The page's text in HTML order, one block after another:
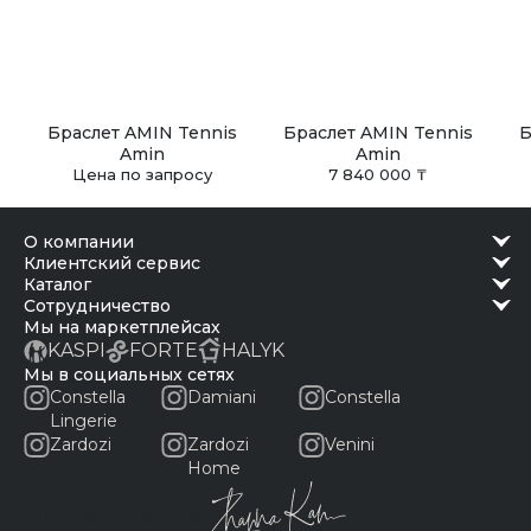
Браслет AMIN Tennis
Amin
Цена по запросу
Браслет AMIN Tennis
Amin
7 840 000 ₸
о компании
клиентский сервис
каталог
сотрудничество
Мы на маркетплейсах
KASPI FORTE HALYK
Мы в социальных сетях
Constella
Lingerie
Damiani Constella
Zardozi
Zardozi
Home
Venini